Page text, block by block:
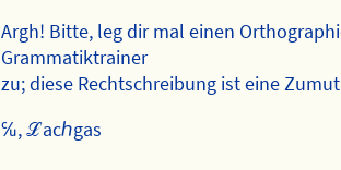
Argh! Bitte, leg dir mal einen
Grammatiktrainer
zu; diese Rechtschreibung ist eine
℆, ℒacℎgas